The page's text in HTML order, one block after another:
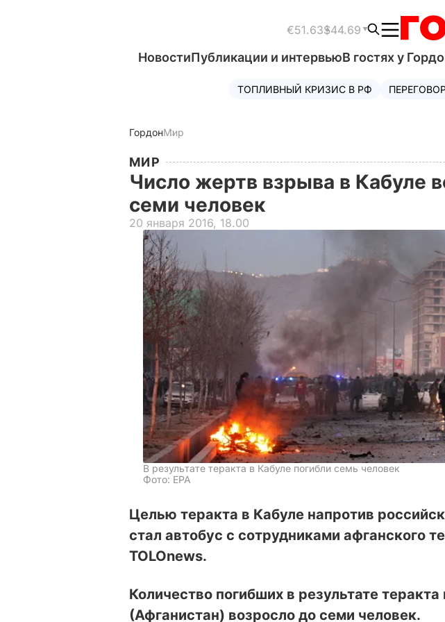
€51.63$44.69
НовостиПубликации и интервьюВ гостях у
ТОПЛИВНЫЙ КРИЗИС В РФ
ГордонМир
МИР
Число жертв взрыва в Кабуле
семи человек
20 января 2016, 18.00
В результате теракта в Кабуле погибли семь человек
Фото: EPA
Целью теракта в Кабуле напротив
стал автобус с сотрудниками афганского
TOLOnews.
Количество погибших в результате теракта
(Афганистан) возросло до семи человек.